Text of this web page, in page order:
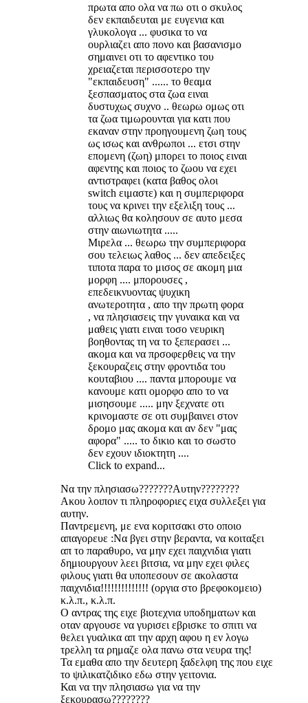
πρωτα απο ολα να πω οτι ο σκυλος
δεν εκπαιδευται με ευγενια και
γλυκολογα ... φυσικα το να
ουρλιαζει απο πονο και βασανισμο
σημαινει οτι το αφεντικο του
χρειαζεται περισσοτερο την
"εκπαιδευση" ...... το θεαμα
ξεσπασματος στα ζωα ειναι
δυστυχως συχνο .. θεωρω ομως οτι
τα ζωα τιμωρουνται για κατι που
εκαναν στην προηγουμενη ζωη τους
ως ισως και ανθρωποι ... ετσι στην
επομενη (ζωη) μπορει το ποιος ειναι
αφεντης και ποιος το ζωου να εχει
αντιστραφει (κατα βαθος ολοι
switch ειμαστε) και η συμπεριφορα
τους να κρινει την εξελιξη τους ...
αλλιως θα κολησουν σε αυτο μεσα
στην αιωνιωτητα .....
Μιρελα ... θεωρω την συμπεριφορα
σου τελειως λαθος ... δεν απεδειξες
τιποτα παρα το μισος σε ακομη μια
μορφη .... μπορουσες ,
επεδεικνυοντας ψυχικη
ανωτεροτητα , απο την πρωτη φορα
, να πλησιασεις την γυναικα και να
μαθεις γιατι ειναι τοσο νευρικη
βοηθοντας τη να το ξεπερασει ...
ακομα και να πρσοφερθεις να την
ξεκουραζεις στην φροντιδα του
κουταβιου .... παντα μπορουμε να
κανουμε κατι ομορφο απο το να
μισησουμε ..... μην ξεχνατε οτι
κρινομαστε σε οτι συμβαινει στον
δρομο μας ακομα και αν δεν "μας
αφορα" ..... το δικιο και το σωστο
δεν εχουν ιδιοκτητη ....
Click to expand...
Να την πλησιασω???????Αυτην????????
Ακου λοιπον τι πληροφοριες ειχα συλλεξει για
αυτην.
Παντρεμενη, με ενα κοριτσακι στο οποιο
απαγορευε :Να βγει στην βεραντα, να κοιταξει
απ το παραθυρο, να μην εχει παιχνιδια γιατι
δημιουργουν λεει βιτσια, να μην εχει φιλες
φιλους γιατι θα υποπεσουν σε ακολαστα
παιχνιδια!!!!!!!!!!!!!! (οργια στο βρεφοκομειο)
κ.λ.π., κ.λ.π.
Ο αντρας της ειχε βιοτεχνια υποδηματων και
οταν αργουσε να γυρισει εβρισκε το σπιτι να
θελει γυαλικα απ την αρχη αφου η εν λογω
τρελλη τα ρημαζε ολα πανω στα νευρα της!
Τα εμαθα απο την δευτερη ξαδελφη της που ειχε
το ψιλικατζιδικο εδω στην γειτονια.
Και να την πλησιασω για να την
ξεκουρασω????????